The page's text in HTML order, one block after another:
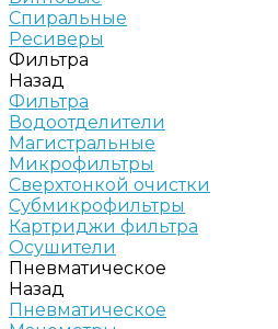
Спиральные
Ресиверы
Фильтра
Назад
Фильтра
Водоотделители
Магистральные
Микрофильтры
Сверхтонкой очистки
Субмикрофильтры
Картриджи фильтра
Осушители
Пневматическое
Назад
Пневматическое